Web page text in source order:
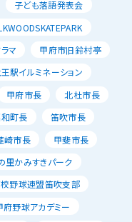
子ども落語発表会
マ
甲府市旧鈴村亭
駅イルミネーション
甲府市長
北杜市長
町長
笛吹市長
崎市長
甲斐市長
里かみすきパーク
野球連盟笛吹支部
府野球アカデミー